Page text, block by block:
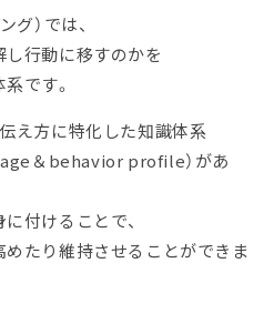
）では、
行動に移すのかを
です。
え方に特化した知識体系
＆behavior profile）があ
付けることで、
たり維持させることができま